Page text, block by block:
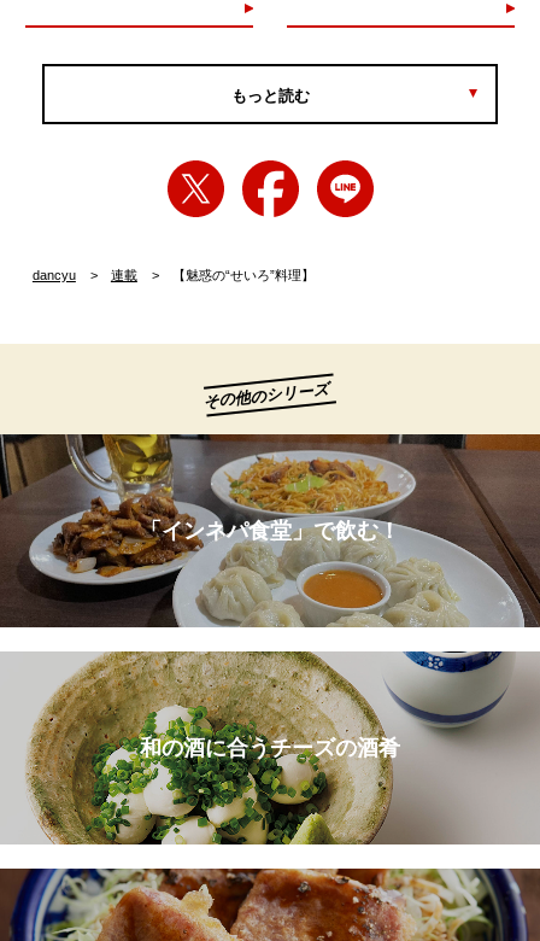
もっと読む
dancyu 連載 【魅惑の“せいろ”料理】
その他のシリーズ
「インネパ食堂」で飲む！
和の酒に合うチーズの酒肴